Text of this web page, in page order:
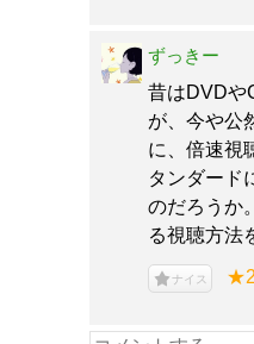
ずっきー
昔はDVDや
が、今や公
に、倍速視
タンダード
のだろうか
る視聴方法
ナイス ★2